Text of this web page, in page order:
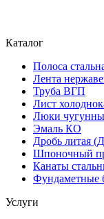
Каталог
Полоса
Лента
Труба ВГП
Лист
Люки
Эмаль КО
Дробь литая
Шпоночный
Канаты
Фундаметные
Услуги